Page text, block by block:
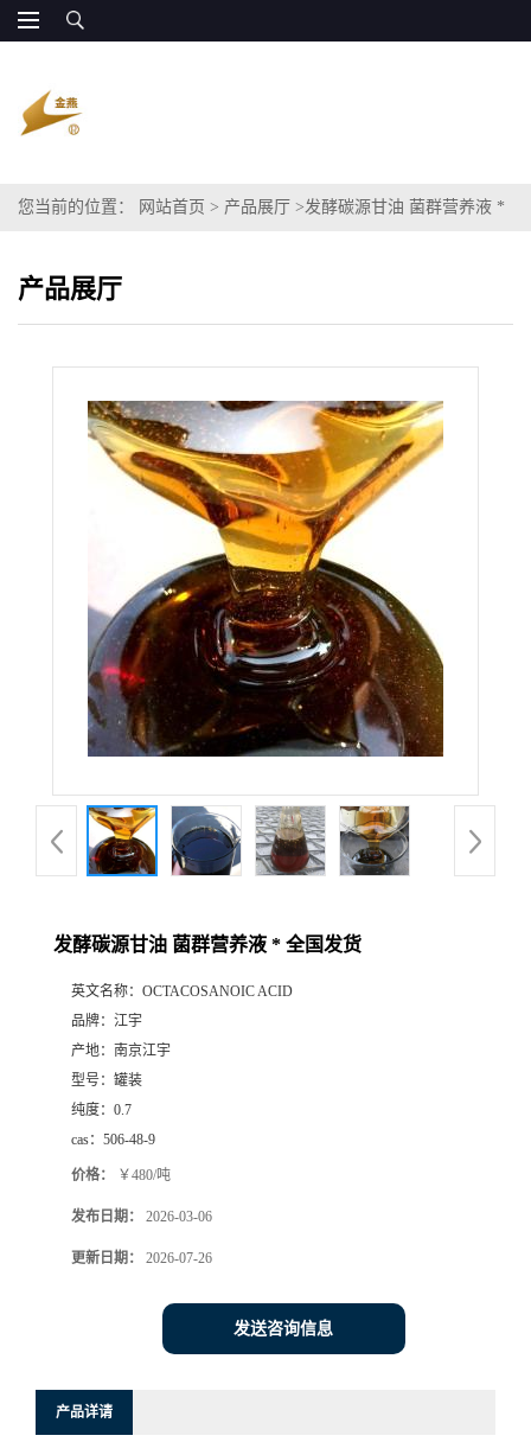
您当前的位置： 网站首页 > 产品展厅 >发酵碳源甘油 菌群营养液 *
产品展厅
发酵碳源甘油 菌群营养液 * 全国发货
英文名称： OCTACOSANOIC ACID
品牌： 江宇
产地： 南京江宇
型号： 罐装
纯度： 0.7
cas： 506-48-9
价格： ￥480/吨
发布日期： 2026-03-06
更新日期： 2026-07-26
发送咨询信息
产品详请